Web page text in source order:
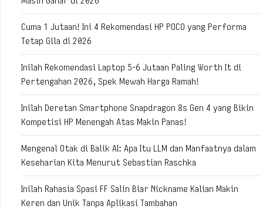
Cuma 1 Jutaan! Ini 4 Rekomendasi HP POCO yang Performa
Tetap Gila di 2026
Inilah Rekomendasi Laptop 5-6 Jutaan Paling Worth It di
Pertengahan 2026, Spek Mewah Harga Ramah!
Inilah Deretan Smartphone Snapdragon 8s Gen 4 yang Bikin
Kompetisi HP Menengah Atas Makin Panas!
Mengenal Otak di Balik AI: Apa Itu LLM dan Manfaatnya dalam
Keseharian Kita Menurut Sebastian Raschka
Inilah Rahasia Spasi FF Salin Biar Nickname Kalian Makin
Keren dan Unik Tanpa Aplikasi Tambahan